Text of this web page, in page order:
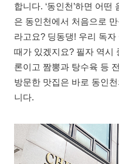
합니다. ‘동인천’하면 어
은 동인천에서 처음으로
라고요? 딩동댕! 우리 독
때가 있겠지요? 필자 역시
론이고 짬뽕과 탕수육 등
방문한 맛집은 바로 동인
니다.